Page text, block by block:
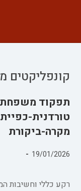
קונפליקטים
תפקוד
מקרה-ביקורת
פורסם:
19/01/2026
רקע כללי וחשיבות